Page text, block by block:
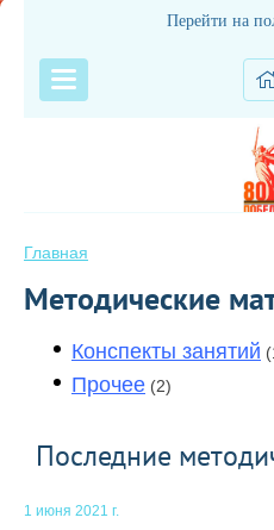
Перейти на
Главная
Методические
Конспекты занятий
Прочее (2)
Последние
1 июня 2021 г.